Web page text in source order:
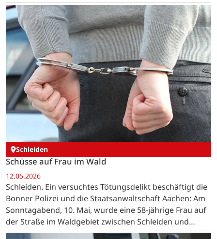
Schleiden
Schüsse auf Frau im Wald
12.05.2026
Schleiden. Ein versuchtes Tötungsdelikt beschäftigt die
Bonner Polizei und die Staatsanwaltschaft Aachen: Am
Sonntagabend, 10. Mai, wurde eine 58-jährige Frau auf
der Straße im Waldgebiet zwischen Schleiden und
Bronsfeld Ziel eines mutmaßlichen Schussangriffs. …